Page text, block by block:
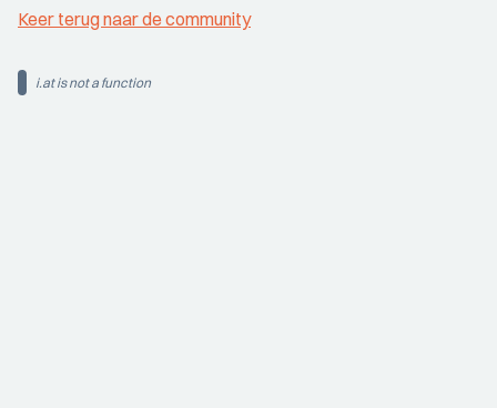
Keer terug naar de community
i.at is not a function